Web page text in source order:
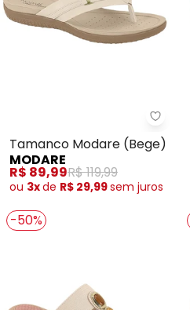
Tamanco Modare (Bege)
MODARE
R$ 89,99R$ 119,99
ou 3xde R$ 29,99sem juros
-50%